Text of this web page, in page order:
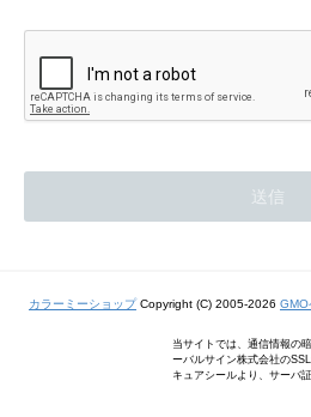
カラーミーショップCopyright (C) 2005-2026 GMO
当サイトでは、通信情報の
ーバルサイン株式会社の
キュアシールより、サーバ